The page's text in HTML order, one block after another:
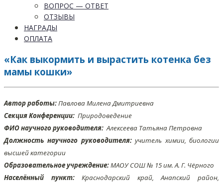
ВОПРОС — ОТВЕТ
ОТЗЫВЫ
НАГРАДЫ
ОПЛАТА
«Как выкормить и вырастить котенка без
мамы кошки»
Автор работы:Павлова Милена Дмитриевна
Секция Конференции: Природоведение
ФИО научного руководителя: Алексеева Татьяна Петровна
Должность научного руководителя:учитель химии, биологии
высшей категории
Образовательное учреждение:МАОУ СОШ № 15 им. А. Г. Чёрного
Населённый пункт:Краснодарский край, Анапский район,